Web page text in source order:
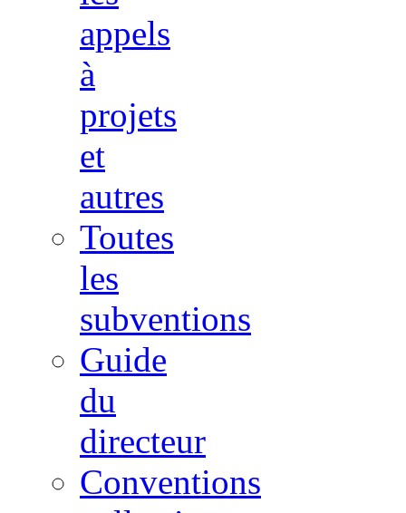
appels
à
projets
et
autres
Toutes
les
subventions
Guide
du
directeur
Conventions